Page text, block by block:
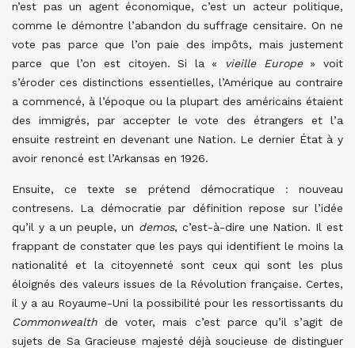
n’est pas un agent économique, c’est un acteur politique,
comme le démontre l’abandon du suffrage censitaire. On ne
vote pas parce que l’on paie des impôts, mais justement
parce que l’on est citoyen. Si la «
vieille Europe» voit
s’éroder ces distinctions essentielles, l’Amérique au contraire
a commencé, à l’époque ou la plupart des américains étaient
des immigrés, par accepter le vote des étrangers et l’a
ensuite restreint en devenant une Nation. Le dernier État à y
avoir renoncé est l’Arkansas en 1926.
Ensuite, ce texte se prétend démocratique : nouveau
contresens. La démocratie par définition repose sur l’idée
qu’il y a un peuple, un demos, c’est-à-dire une Nation. Il est
frappant de constater que les pays qui identifient le moins la
nationalité et la citoyenneté sont ceux qui sont les plus
éloignés des valeurs issues de la Révolution française. Certes,
il y a au Royaume-Uni la possibilité pour les ressortissants du
Commonwealth de voter, mais c’est parce qu’il s’agit de
sujets de Sa Gracieuse majesté déjà soucieuse de distinguer